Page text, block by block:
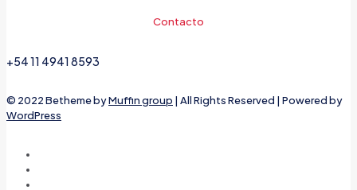
Contacto
+54 11 4941 8593
© 2022 Betheme byMuffin group | All Rights Reserved | Powered by
WordPress